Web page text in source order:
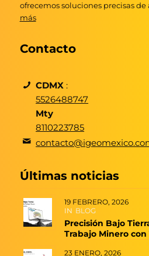
ofrecemos soluciones precisas
más
Contacto
CDMX :
5526488747
Mty
8110223785
Últimas noticias
19 FEBRERO, 2026
IN BLOG
Precisión Bajo
Trabajo Minero
23 ENERO, 2026